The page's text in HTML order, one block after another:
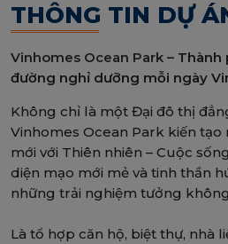
THÔNG TIN DỰ
Vinhomes Ocean Park – Thành
đường nghỉ dưỡng mỗi ngày
Không chỉ là một Đại đô thị
Vinhomes Ocean Park kiến
mới với Thiên nhiên – Cuộc
diện mạo mới mẻ và tinh thần
những trải nghiệm tưởng
Là tổ hợp căn hộ, biệt thự, nhà